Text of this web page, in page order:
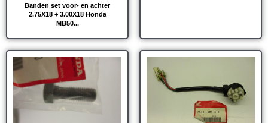
Banden set voor- en achter
2.75X18 + 3.00X18 Honda
MB50...